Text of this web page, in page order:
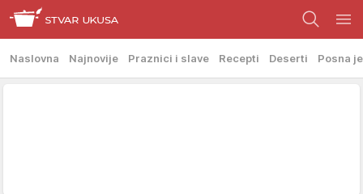
Naslovna Najnovije Praznici i slave Recepti Deserti Posna